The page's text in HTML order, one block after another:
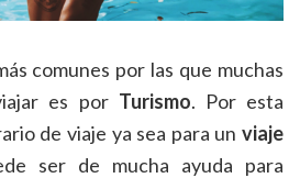
comunes por las que muchas
es por Turismo. Por esta
de viaje ya sea para un viaje
ser de mucha ayuda para